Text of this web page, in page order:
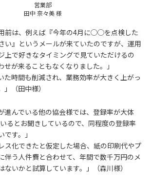
営業部
田中 奈々美 様
前は、例えば『今年の4月に◯◯を点検した
い』というメールが来ていたのですが、運用
上で好きなタイミングで見ていただけるの
せが来ることもなくなりました。」
た時間も削減され、業務効率が大きく上がっ
（田中様）
進んでいる他の協会様では、登録率が大体
るとお聞きしているので、同程度の登録率
す。」
ス化できたと仮定した場合、紙の印刷代やプ
伴う人件費と合わせて、年間で数千万円のメ
ないかと試算しています。」（森川様）